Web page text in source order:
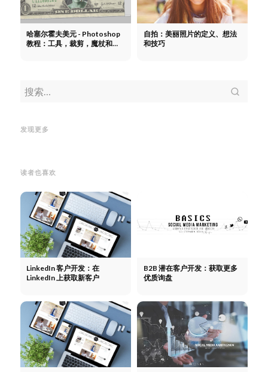
哈塞尔霍夫美元 - Photoshop
教程：工具，裁剪，魔杖和面
自拍：美丽照片的定义、想法
和技巧
发现更多
行屏幕截图
读者也喜欢
LinkedIn 客户开发：在
LinkedIn 上获取新客户
B2B 潜在客户开发：获取更多
优质询盘